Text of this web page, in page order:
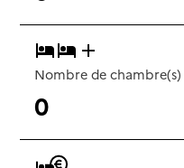
Nombre de
0